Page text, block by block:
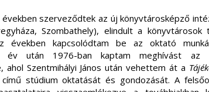
években szerveződtek az új könyvtárosképző
Szombathely), elindult a könyvtárosok
években kapcsolódtam be az oktató
év után 1976-ban kaptam meghívást az
ahol Szentmihályi János után vehettem át a
stúdium oktatását és gondozását. A